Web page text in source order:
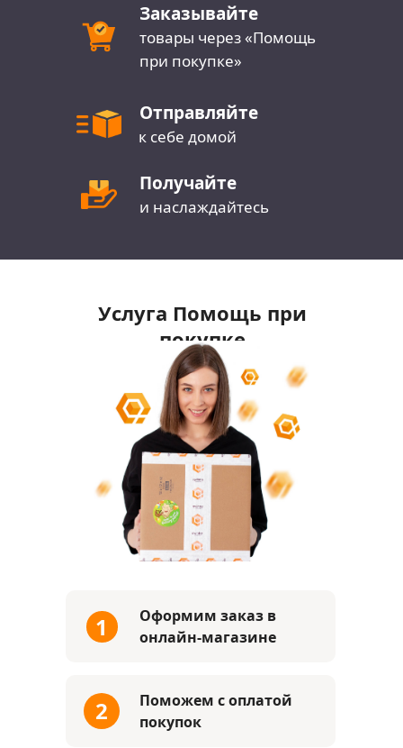
Отправляйте
к себе домой
Получайте
и наслаждайтесь
Заказывайте
товары через «Помощь
при покупке»
Услуга Помощь при
покупке
1
Оформим заказ в
онлайн-магазине
Поможем с оплатой
покупок
2